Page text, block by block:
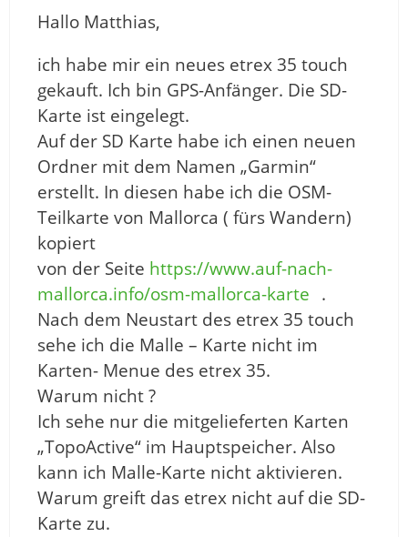
Hallo Matthias,
ich habe mir ein neues etrex 35 touch
gekauft. Ich bin GPS-Anfänger. Die SD-
Karte ist eingelegt.
Auf der SD Karte habe ich einen neuen
Ordner mit dem Namen „Garmin“
erstellt. In diesen habe ich die OSM-
Teilkarte von Mallorca ( fürs Wandern)
kopiert
von der Seite https://www.auf-nach-
mallorca.info/osm-mallorca-karte .
Nach dem Neustart des etrex 35 touch
sehe ich die Malle – Karte nicht im
Karten- Menue des etrex 35.
Warum nicht ?
Ich sehe nur die mitgelieferten Karten
„TopoActive“ im Hauptspeicher. Also
kann ich Malle-Karte nicht aktivieren.
Warum greift das etrex nicht auf die SD-
Karte zu.